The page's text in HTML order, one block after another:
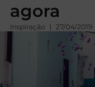
agora
Inspiração 27/04/2019